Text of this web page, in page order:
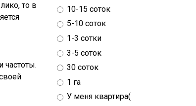
то в
частоты.
10-15 соток
5-10 соток
1-3 сотки
3-5 соток
30 соток
1 га
У меня квартира(